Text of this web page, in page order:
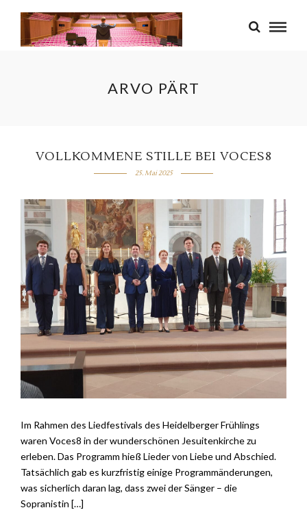
ARVO PÄRT
VOLLKOMMENE STILLE BEI VOCES8
25. Mai 2025
Im Rahmen des Liedfestivals des Heidelberger Frühlings
waren Voces8 in der wunderschönen Jesuitenkirche zu
erleben. Das Programm hieß Lieder von Liebe und Abschied.
Tatsächlich gab es kurzfristig einige Programmänderungen,
was sicherlich daran lag, dass zwei der Sänger – die
Sopranistin […]